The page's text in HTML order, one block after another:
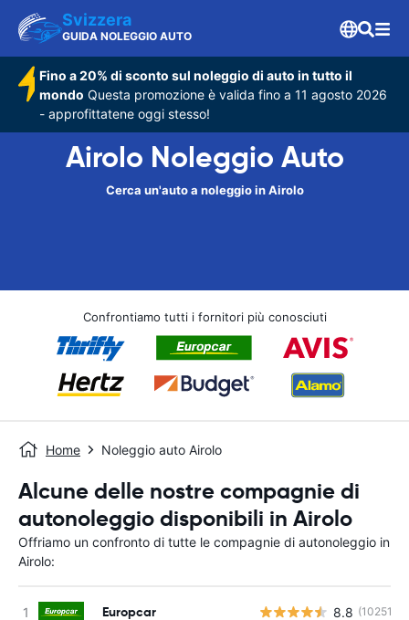
Svizzera
GUIDA NOLEGGIO AUTO
Fino a 20% di sconto sul noleggio di auto in tutto il
mondo Questa promozione è valida fino a 11 agosto 2026
- approfittatene oggi stesso!
Airolo Noleggio Auto
Cerca un'auto a noleggio in Airolo
Confrontiamo tutti i fornitori più conosciuti
Home Noleggio auto Airolo
Alcune delle nostre compagnie di
autonoleggio disponibili in Airolo
Offriamo un confronto di tutte le compagnie di autonoleggio in
Airolo:
Europcar 8.8 (10251)